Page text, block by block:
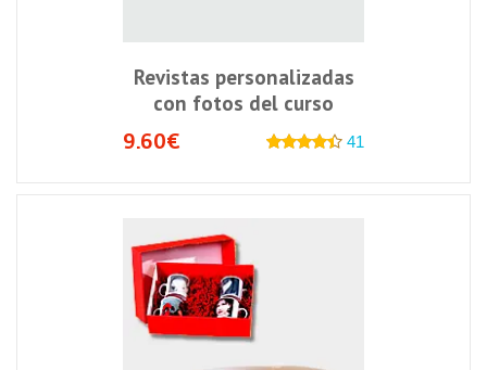
Revistas personalizadas
con fotos del curso
9.60€
41